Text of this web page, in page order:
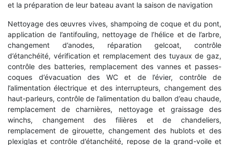
et la préparation de leur bateau avant la saison de navigation
Nettoyage des œuvres vives, shampoing de coque et du pont,
application de l’antifouling, nettoyage de l’hélice et de l’arbre,
changement d’anodes, réparation gelcoat, contrôle
d’étanchéité, vérification et remplacement des tuyaux de gaz,
contrôle des batteries, remplacement des vannes et passes-
coques d’évacuation des WC et de l’évier, contrôle de
l’alimentation électrique et des interrupteurs, changement des
haut-parleurs, contrôle de l’alimentation du ballon d’eau chaude,
remplacement de charnières, nettoyage et graissage des
winchs, changement des filières et de chandeliers,
remplacement de girouette, changement des hublots et des
plexiglas et contrôle d’étanchéité, repose de la grand-voile et